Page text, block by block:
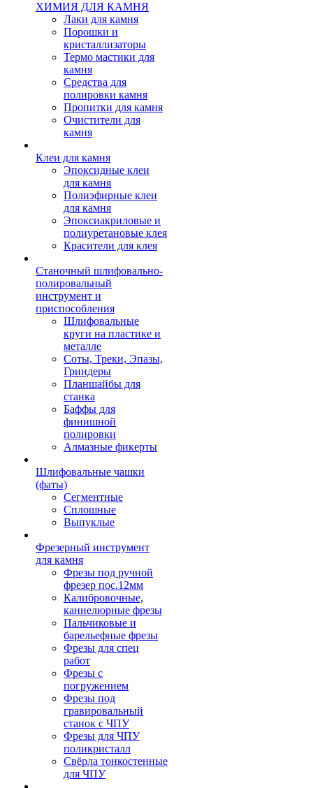
ХИМИЯ ДЛЯ КАМНЯ
Лаки для камня
Порошки и
кристаллизаторы
Термо мастики для
камня
Средства для
полировки камня
Пропитки для камня
Очистители для
камня
Клеи для камня
Эпоксидные клеи
для камня
Полиэфирные клеи
для камня
Эпоксиакриловые и
полиуретановые клея
Красители для клея
Станочный шлифовально-
полировальный
инструмент и
приспособления
Шлифовальные
круги на пластике и
металле
Соты, Треки, Эпазы,
Гриндеры
Планшайбы для
станка
Баффы для
финишной
полировки
Алмазные фикерты
Шлифовальные чашки
(фаты)
Сегментные
Сплошные
Выпуклые
Фрезерный инструмент
для камня
Фрезы под ручной
фрезер пос.12мм
Калибровочные,
каннелюрные фрезы
Пальчиковые и
барельефные фрезы
Фрезы для спец
работ
Фрезы с
погружением
Фрезы под
гравировальный
станок с ЧПУ
Фрезы для ЧПУ
поликристалл
Свёрла тонкостенные
для ЧПУ